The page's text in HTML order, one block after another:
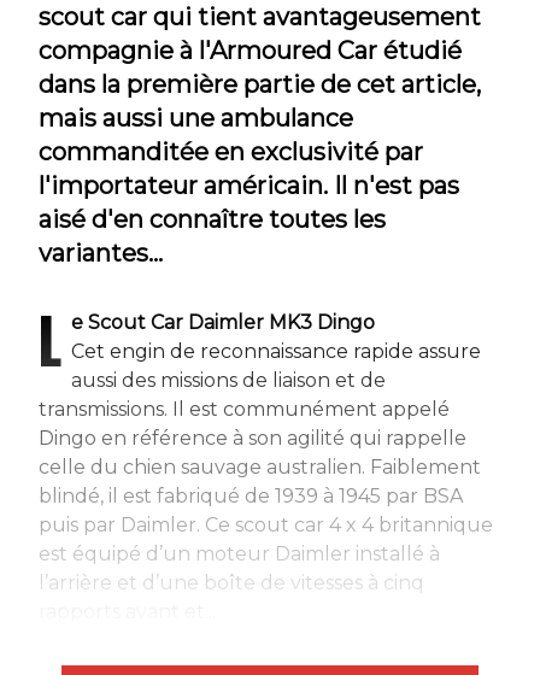
scout car qui tient avantageusement
compagnie à l'Armoured Car étudié
dans la première partie de cet article,
mais aussi une ambulance
commanditée en exclusivité par
l'importateur américain. Il n'est pas
aisé d'en connaître toutes les
variantes...
L e Scout Car Daimler MK3 Dingo
Cet engin de reconnaissance rapide assure
aussi des missions de liaison et de
transmissions. Il est communément appelé
Dingo en référence à son agilité qui rappelle
celle du chien sauvage australien. Faiblement
blindé, il est fabriqué de 1939 à 1945 par BSA
puis par Daimler. Ce scout car 4 x 4 britannique
est équipé d’un moteur Daimler installé à
l’arrière et d’une boîte de vitesses à cinq